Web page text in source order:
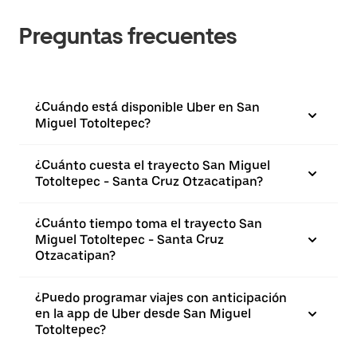
Preguntas frecuentes
¿Cuándo está disponible Uber en San
Miguel Totoltepec?
¿Cuánto cuesta el trayecto San Miguel
Totoltepec - Santa Cruz Otzacatipan?
¿Cuánto tiempo toma el trayecto San
Miguel Totoltepec - Santa Cruz
Otzacatipan?
¿Puedo programar viajes con anticipación
en la app de Uber desde San Miguel
Totoltepec?